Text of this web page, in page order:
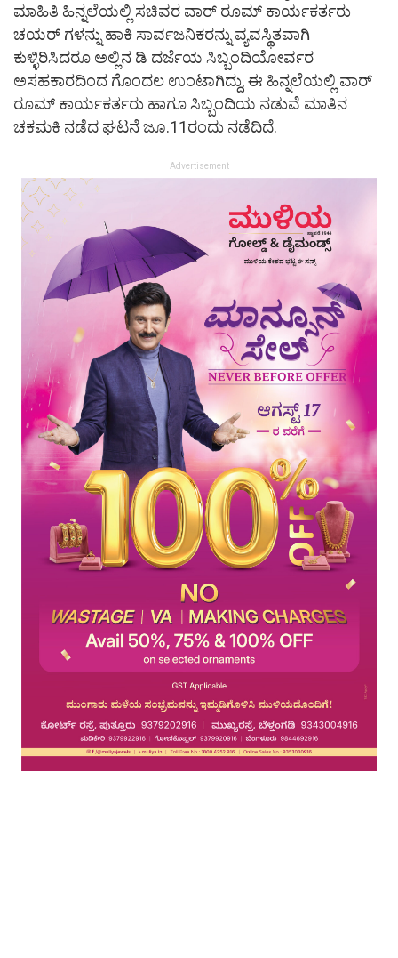
ಮಾಹಿತಿ ಹಿನ್ನಲೆಯಲ್ಲಿ ಸಚಿವರ ವಾರ್ ರೂಮ್ ಕಾರ್ಯಕರ್ತರು
ಚಯರ್ ಗಳನ್ನು ಹಾಕಿ ಸಾರ್ವಜನಿಕರನ್ನು ವ್ಯವಸ್ಥಿತವಾಗಿ
ಕುಳ್ಳಿರಿಸಿದರೂ ಅಲ್ಲಿನ ಡಿ ದರ್ಜೆಯ ಸಿಬ್ಬಂದಿಯೋರ್ವರ
ಅಸಹಕಾರದಿಂದ ಗೊಂದಲ ಉಂಟಾಗಿದ್ದು, ಈ ಹಿನ್ನಲೆಯಲ್ಲಿ ವಾರ್
ರೂಮ್ ಕಾರ್ಯಕರ್ತರು ಹಾಗೂ ಸಿಬ್ಬಂದಿಯ ನಡುವೆ ಮಾತಿನ
ಚಕಮಕಿ ನಡೆದ ಘಟನೆ ಜೂ.11ರಂದು ನಡೆದಿದೆ.
Advertisement